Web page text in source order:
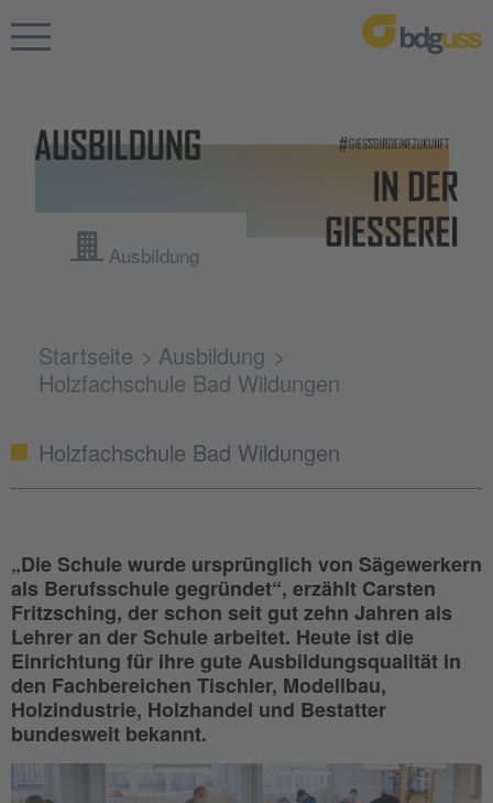
Ausbildung
Startseite
Ausbildung
Holzfachschule Bad Wildungen
Holzfachschule Bad Wildungen
„Die Schule wurde ursprünglich von Sägewerkern
als Berufsschule gegründet“, erzählt Carsten
Fritzsching, der schon seit gut zehn Jahren als
Lehrer an der Schule arbeitet. Heute ist die
Einrichtung für ihre gute Ausbildungsqualität in
den Fachbereichen Tischler, Modellbau,
Holzindustrie, Holzhandel und Bestatter
bundesweit bekannt.